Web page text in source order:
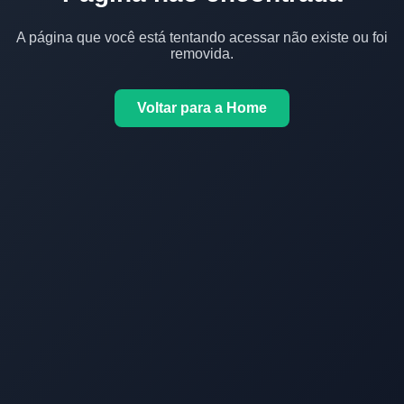
A página que você está tentando acessar não existe ou foi
removida.
Voltar para a Home